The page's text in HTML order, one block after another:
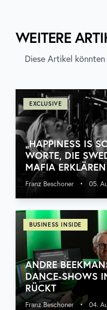
WEITERE
Diese Artikel
EXCLUSIVE
„HAPPINESS IS
WORTE, DIE
MAFIA ERKLÄREN
Franz Beschoner • 05.
BUSINESS INSIDE
ANDRE
DANCE-SHOWS
RÜCKT
Franz Beschoner • 04.